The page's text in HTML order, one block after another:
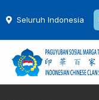
Seluruh Indonesia